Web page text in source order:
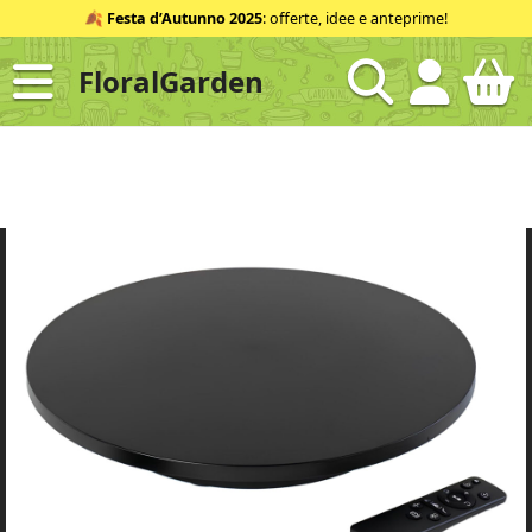
al
contenuto
ID
🍂 Festa d’Autunno 2025: offerte, idee e anteprime!
FloralGarden